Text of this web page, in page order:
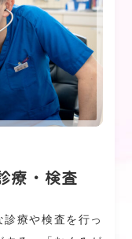
なり、従業員全
連知識の習得を
。
や新型コロナ
合は、一般診
を確保して対
に沿って院内感
療・検査
療や検査を行っ